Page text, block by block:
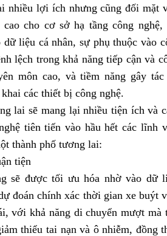
nhiều lợi ích nhưng cũng đối mặt
cho cơ sở hạ tầng công
liệu cá nhân, sự phụ thuộc vào
lệch trong khả năng tiếp cận và
môn cao, và tiềm năng gây
các thiết bị công nghệ.
lai sẽ mang lại nhiều tiện ích và
tiên tiến vào hầu hết các lĩnh
thành phố tương lai:
tiện
sẽ được tối ưu hóa nhờ vào dữ
đoán chính xác thời gian xe buýt
với khả năng di chuyển mượt mà
thiểu tai nạn và ô nhiễm, đồng